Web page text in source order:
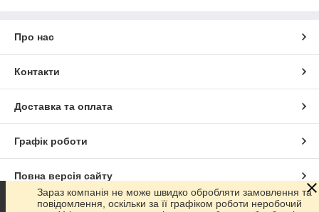
Про нас
Контакти
Доставка та оплата
Графік роботи
Повна версія сайту
Зараз компанія не може швидко обробляти замовлення та
повідомлення, оскільки за її графіком роботи неробочий